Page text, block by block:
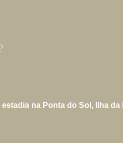
estadia na Ponta do Sol, Ilha da